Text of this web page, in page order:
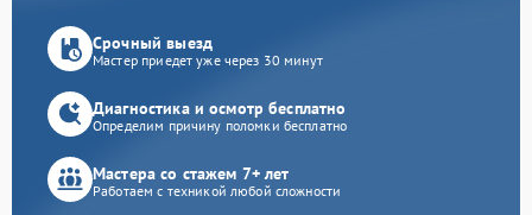
Срочный выезд
Мастер приедет уже через 30 минут
Диагностика и осмотр бесплатно
Определим причину поломки бесплатно
Мастера со стажем 7+ лет
Работаем с техникой любой сложности